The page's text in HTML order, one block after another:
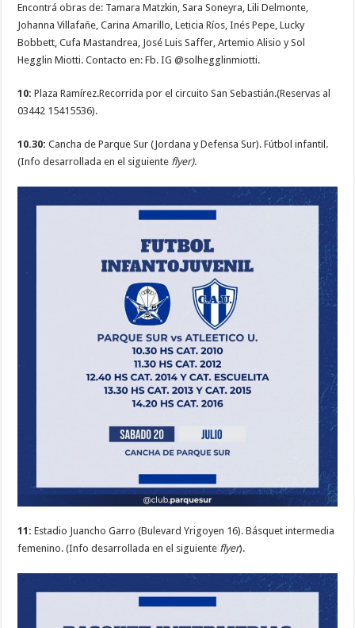
Encontrá obras de: Tamara Matzkin, Sara Soneyra, Lili Delmonte,
Johanna Villafañe, Carina Amarillo, Leticia Ríos, Inés Pepe, Lucky
Bobbett, Cufa Mastandrea, José Luis Saffer, Artemio Alisio y Sol
Hegglin Miotti. Contacto en: Fb. IG @solhegglinmiotti.
10: Plaza Ramírez.Recorrida por el circuito San Sebastián.(Reservas al
03442 15415536).
10.30: Cancha de Parque Sur (Jordana y Defensa Sur). Fútbol infantil.
(Info desarrollada en el siguiente flyer).
11: Estadio Juancho Garro (Bulevard Yrigoyen 16). Básquet intermedia
femenino. (Info desarrollada en el siguiente flyer).